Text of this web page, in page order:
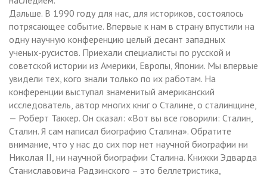
Дальше. В 1990 году для нас, для историков, состоялось
потрясающее событие. Впервые к нам в страну впустили на
одну научную конференцию целый десант западных
ученых-русистов. Приехали специалисты по русской и
советской истории из Америки, Европы, Японии. Мы впервые
увидели тех, кого знали только по их работам. На
конференции выступал знаменитый американский
исследователь, автор многих книг о Сталине, о сталинщине,
— Роберт Таккер. Он сказал: «Вот вы все говорили: Сталин,
Сталин. Я сам написал биографию Сталина». Обратите
внимание, что у нас до сих пор нет научной биографии ни
Николая II, ни научной биографии Сталина. Книжки Эдварда
Станиславовича Радзинского – это беллетристика,